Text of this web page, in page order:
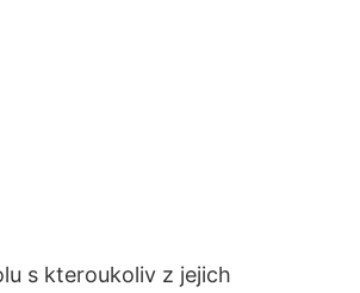
s kteroukoliv z jejich